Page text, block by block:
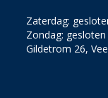
Zaterdag:
Zondag: gesloten
Gildetrom 26,